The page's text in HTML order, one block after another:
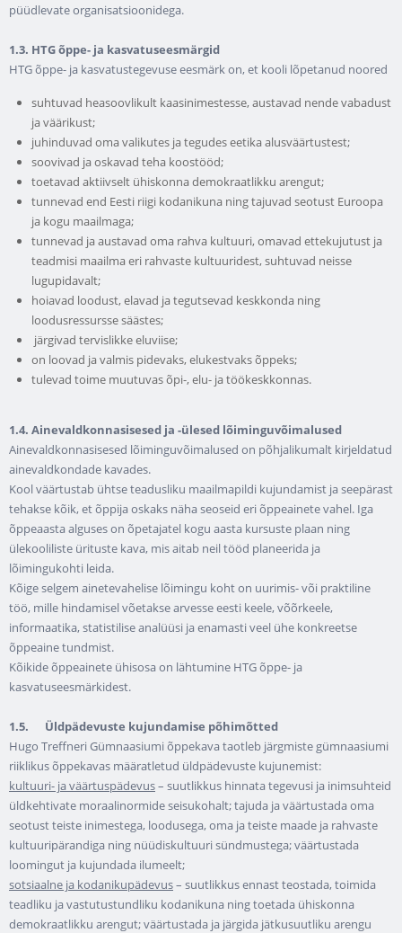
püüdlevate organisatsioonidega.
1.3. HTG õppe- ja kasvatuseesmärgid
HTG õppe- ja kasvatustegevuse eesmärk on, et kooli lõpetanud noored
suhtuvad heasoovlikult kaasinimestesse, austavad nende vabadust
ja väärikust;
juhinduvad oma valikutes ja tegudes eetika alusväärtustest;
soovivad ja oskavad teha koostööd;
toetavad aktiivselt ühiskonna demokraatlikku arengut;
tunnevad end Eesti riigi kodanikuna ning tajuvad seotust Euroopa
ja kogu maailmaga;
tunnevad ja austavad oma rahva kultuuri, omavad ettekujutust ja
teadmisi maailma eri rahvaste kultuuridest, suhtuvad neisse
lugupidavalt;
hoiavad loodust, elavad ja tegutsevad keskkonda ning
loodusressursse säästes;
järgivad tervislikke eluviise;
on loovad ja valmis pidevaks, elukestvaks õppeks;
tulevad toime muutuvas õpi-, elu- ja töökeskkonnas.
1.4. Ainevaldkonnasisesed ja -ülesed lõiminguvõimalused
Ainevaldkonnasisesed lõiminguvõimalused on põhjalikumalt kirjeldatud
ainevaldkondade kavades.
Kool väärtustab ühtse teadusliku maailmapildi kujundamist ja seepärast
tehakse kõik, et õppija oskaks näha seoseid eri õppeainete vahel. Iga
õppeaasta alguses on õpetajatel kogu aasta kursuste plaan ning
ülekooliliste ürituste kava, mis aitab neil tööd planeerida ja
lõimingukohti leida.
Kõige selgem ainetevahelise lõimingu koht on uurimis- või praktiline
töö, mille hindamisel võetakse arvesse eesti keele, võõrkeele,
informaatika, statistilise analüüsi ja enamasti veel ühe konkreetse
õppeaine tundmist.
Kõikide õppeainete ühisosa on lähtumine HTG õppe- ja
kasvatuseesmärkidest.
1.5. Üldpädevuste kujundamise põhimõtted
Hugo Treffneri Gümnaasiumi õppekava taotleb järgmiste gümnaasiumi
riiklikus õppekavas määratletud üldpädevuste kujunemist:
kultuuri- ja väärtuspädevus– suutlikkus hinnata tegevusi ja inimsuhteid
üldkehtivate moraalinormide seisukohalt; tajuda ja väärtustada oma
seotust teiste inimestega, loodusega, oma ja teiste maade ja rahvaste
kultuuripärandiga ning nüüdiskultuuri sündmustega; väärtustada
loomingut ja kujundada ilumeelt;
sotsiaalne ja kodanikupädevus– suutlikkus ennast teostada, toimida
teadliku ja vastutustundliku kodanikuna ning toetada ühiskonna
demokraatlikku arengut; väärtustada ja järgida jätkusuutliku arengu